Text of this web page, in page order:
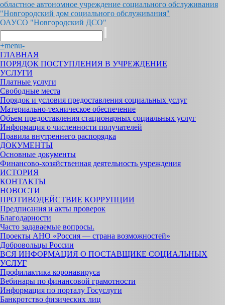
областное автономное учреждение социального обслуживания
"Новгородский дом социального обслуживания"
ОАУСО "Новгородский ДСО"
+menu-
ГЛАВНАЯ
ПОРЯДОК ПОСТУПЛЕНИЯ В УЧРЕЖДЕНИЕ
УСЛУГИ
Платные услуги
Свободные места
Порядок и условия предоставления социальных услуг
Материально-техническое обеспечение
Объем предоставления стационарных социальных услуг
Информация о численности получателей
Правила внутреннего распорядка
ДОКУМЕНТЫ
Основные документы
Финансово-хозяйственная деятельность учреждения
ИСТОРИЯ
КОНТАКТЫ
НОВОСТИ
ПРОТИВОДЕЙСТВИЕ КОРРУПЦИИ
Предписания и акты проверок
Благодарности
Часто задаваемые вопросы.
Проекты АНО «Россия — страна возможностей»
Добровольцы России
ВСЯ ИНФОРМАЦИЯ О ПОСТАВЩИКЕ СОЦИАЛЬНЫХ
УСЛУГ
Профилактика коронавируса
Вебинары по финансовой грамотности
Информация по порталу Госуслуги
Банкротство физических лиц